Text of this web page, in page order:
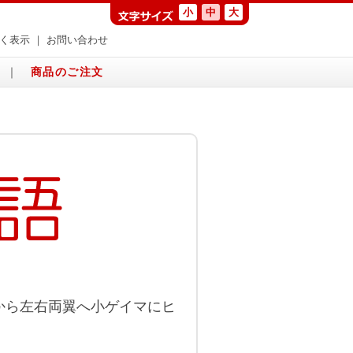
小 中 大
表示 お問い合わせ
｜商品のご注文
左右両翼へ小ゲイマにヒ